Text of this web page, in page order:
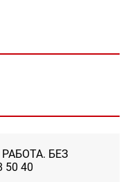
БЕЗ
50 40